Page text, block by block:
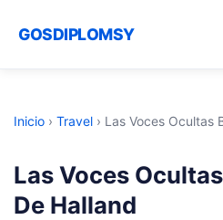
GOSDIPLOMSY
Inicio › Travel › Las Voces Ocultas
Las Voces
De Halland